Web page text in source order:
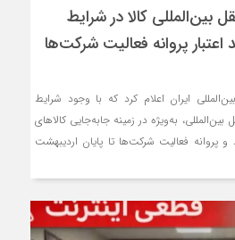
بین‌المللی کالا در شرایط
پروانه فعالیت شرکت‌ها
ایران اعلام کرد که با وجود شرایط
به‌ویژه در زمینه جابه‌جایی کالاهای
پروانه فعالیت شرکت‌ها تا پایان اردیبهشت